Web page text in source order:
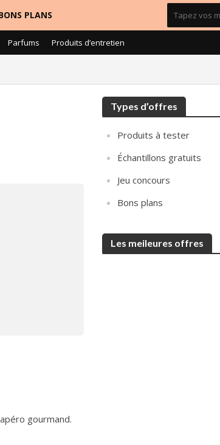
PLANS
Parfums Produits d’entretien
gourmand.
Types d’offres
Produits à tester
Échantillons gratuits
Jeu concours
Bons plans
Les meileures offres